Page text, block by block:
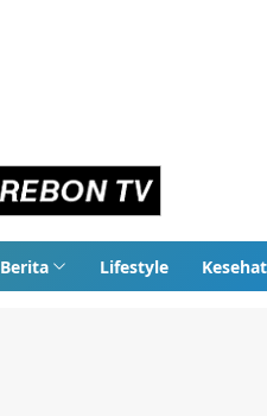
Berita Lifestyle